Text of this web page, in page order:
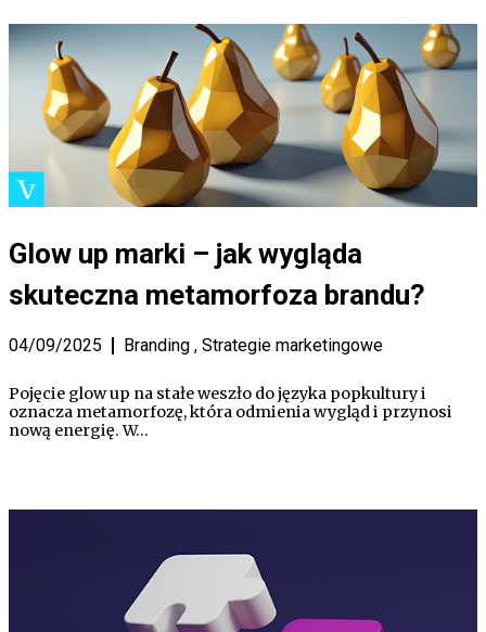
Glow up marki – jak wygląda
skuteczna metamorfoza brandu?
04/09/2025 Branding , Strategie marketingowe
Pojęcie glow up na stałe weszło do języka popkultury i
oznacza metamorfozę, która odmienia wygląd i przynosi
nową energię. W…